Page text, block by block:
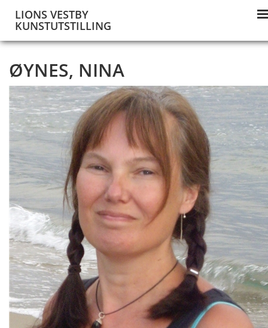
LIONS VESTBY
KUNSTUTSTILLING
ØYNES, NINA